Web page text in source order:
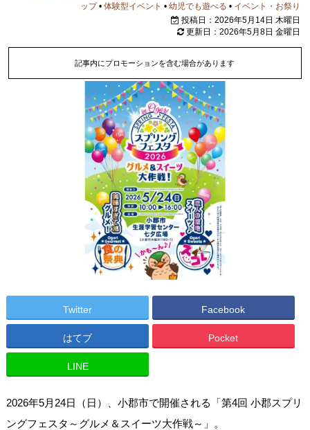
ップ•体験型イベント •幼児でも遊べる • イベント・お祭り
投稿日：2026年5月14日 木曜日
更新日：2026年5月8日 金曜日
記事内にプロモーションを含む場合があります
Twitter Facebook
はてブ Pocket
LINE
2026年5月24日（日）、小郡市で開催される「第4回 小郡スプリ
ングフェスタ～グルメ＆スイーツ大作戦～」。